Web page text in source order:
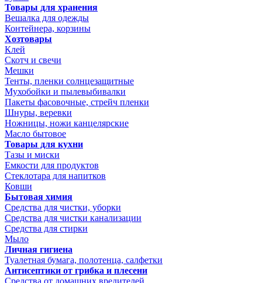
Товары для хранения
Вешалка для одежды
Контейнера, корзины
Хозтовары
Клей
Скотч и свечи
Мешки
Тенты, пленки солнцезащитные
Мухобойки и пылевыбивалки
Пакеты фасовочные, стрейч пленки
Шнуры, веревки
Ножницы, ножи канцелярские
Масло бытовое
Товары для кухни
Тазы и миски
Емкости для продуктов
Стеклотара для напитков
Ковши
Бытовая химия
Средства для чистки, уборки
Средства для чистки канализации
Средства для стирки
Мыло
Личная гигиена
Туалетная бумага, полотенца, салфетки
Антисептики от грибка и плесени
Средства от домашних вредителей